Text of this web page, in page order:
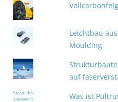
Leichtbau
Moulding
auf
Was ist